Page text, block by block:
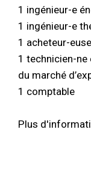
1 ingénieur-e
1 ingénieur-e
1 acheteur-
1 technicien-
du marché
1 comptable
Plus